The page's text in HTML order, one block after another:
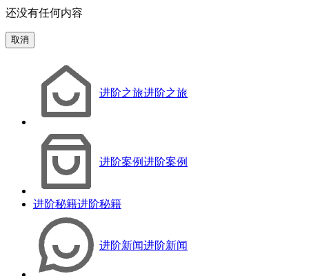
还没有任何内容
取消
进阶之旅进阶之旅
进阶案例进阶案例
进阶秘籍进阶秘籍
进阶新闻进阶新闻